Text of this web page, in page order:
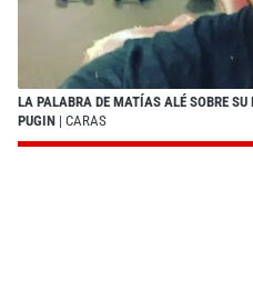
LA PALABRA DE MATÍAS ALÉ SOBRE
PUGIN | CARAS